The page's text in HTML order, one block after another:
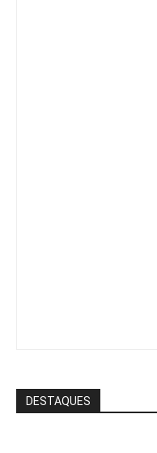
DESTAQUES